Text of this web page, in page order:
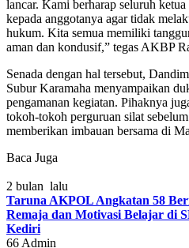
lancar. Kami berharap seluruh
kepada anggotanya agar tidak
hukum. Kita semua memiliki
aman dan kondusif,” tegas AKBP
Senada dengan hal tersebut,
Subur Karamaha menyampaikan
pengamanan kegiatan. Pihaknya
tokoh-tokoh perguruan silat
memberikan imbauan bersama di
Baca Juga
2 bulan lalu
Taruna AKPOL Angkatan 58
Remaja dan Motivasi Belajar di
Kediri
66 Admin